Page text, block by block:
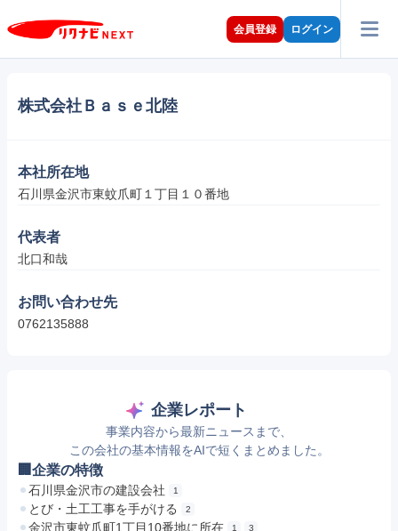
会員登録 ログイン
株式会社Ｂａｓｅ北陸
本社所在地
石川県金沢市東蚊爪町１丁目１０番地
代表者
北口和哉
お問い合わせ先
0762135888
企業レポート
事業内容から最新ニュースまで、
この会社の基本情報をAIで短くまとめました。
🏢企業の特徴
石川県金沢市の建設会社 1
とび・土工工事を手がける 2
金沢市東蚊爪町1丁目10番地に所在 1 3